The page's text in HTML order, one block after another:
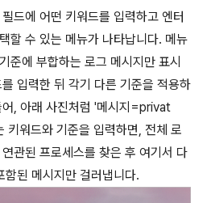
드에 어떤 키워드를 입력하고 엔터
할 수 있는 메뉴가 나타납니다. 메뉴
준에 부합하는 로그 메시지만 표시
입력한 뒤 각기 다른 기준을 적용하
, 아래 사진처럼 '메시지=privat
워드와 기준을 입력하면, 전체 로
관된 프로세스를 찾은 후 여기서 다
된 메시지만 걸러냅니다.